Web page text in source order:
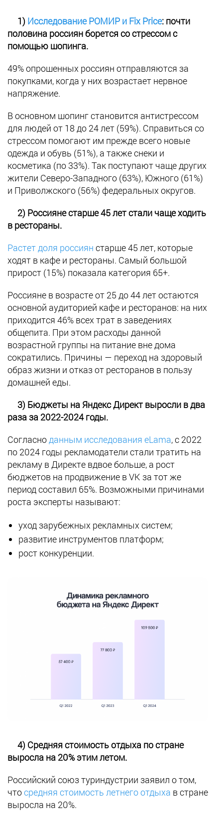
1) Исследование РОМИР и Fix Price: почти
половина россиян борется со стрессом с
помощью шопинга.
49% опрошенных россиян отправляются за
покупками, когда у них возрастает нервное
напряжение.
В основном шопинг становится антистрессом
для людей от 18 до 24 лет (59%). Справиться со
стрессом помогают им прежде всего новые
одежда и обувь (51%), а также снеки и
косметика (по 33%). Так поступают чаще других
жители Северо-Западного (63%), Южного (61%)
и Приволжского (56%) федеральных округов.
2) Россияне старше 45 лет стали чаще ходить
в рестораны.
Растет доля россиян старше 45 лет, которые
ходят в кафе и рестораны. Самый большой
прирост (15%) показала категория 65+.
Россияне в возрасте от 25 до 44 лет остаются
основной аудиторией кафе и ресторанов: на них
приходится 46% всех трат в заведениях
общепита. При этом расходы данной
возрастной группы на питание вне дома
сократились. Причины — переход на здоровый
образ жизни и отказ от ресторанов в пользу
домашней еды.
3) Бюджеты на Яндекс Директ выросли в два
раза за 2022-2024 годы.
Согласноданным исследования eLama, с 2022
по 2024 годы рекламодатели стали тратить на
рекламу в Директе вдвое больше, а рост
бюджетов на продвижение в VK за тот же
период составил 65%. Возможными причинами
роста эксперты называют:
уход зарубежных рекламных систем;
развитие инструментов платформ;
рост конкуренции.
4) Средняя стоимость отдыха по стране
выросла на 20% этим летом.
Российский союз туриндустрии заявил о том,
чтосредняя стоимость летнего отдыха в стране
выросла на 20%.